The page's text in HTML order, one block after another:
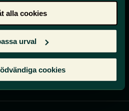
alla cookies
urval
cookies